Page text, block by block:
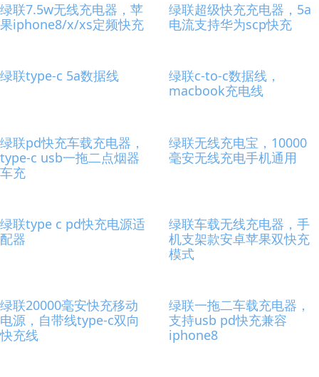
绿联7.5w无线充电器，苹
果iphone8/x/xs定频快充
绿联超级快充充电器，5a
电流支持华为scp快充
绿联type-c 5a数据线
绿联c-to-c数据线，
macbook充电线
绿联pd快充车载充电器，
type-c usb一拖二点烟器
车充
绿联无线充电宝，10000
毫安无线充电手机通用
绿联type c pd快充电源适
配器
绿联车载无线充电器，手
机支架款安卓苹果双快充
模式
绿联20000毫安快充移动
电源，自带线type-c双向
快充线
绿联一拖二车载充电器，
支持usb pd快充兼容
iphone8